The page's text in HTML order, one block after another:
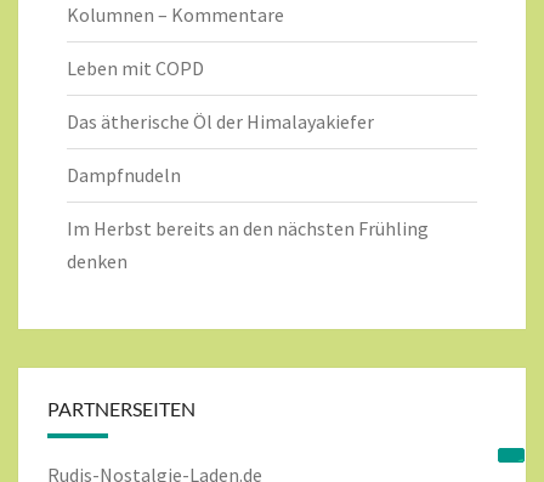
Kolumnen – Kommentare
Leben mit COPD
Das ätherische Öl der Himalayakiefer
Dampfnudeln
Im Herbst bereits an den nächsten Frühling
denken
PARTNERSEITEN
Rudis-Nostalgie-Laden.de